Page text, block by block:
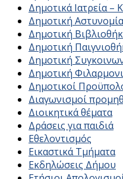
Δημοτικά Ιατρεία –
Δημοτική Αστυνομία
Δημοτική
Δημοτική
Δημοτική
Δημοτική
Δημοτικοί
Διαγωνισμοί
Διοικητικά θέματα
Δράσεις για παιδιά
Εθελοντισμός
Εικαστικά Τμήματα
Εκδηλώσεις Δήμου